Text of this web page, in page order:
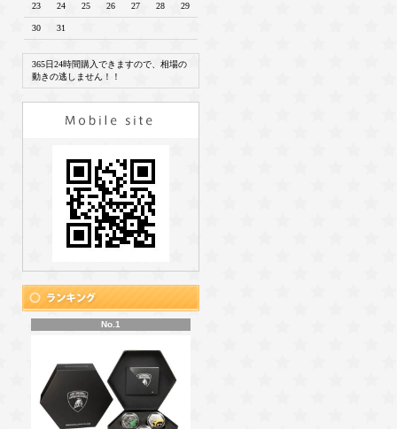
23 24 25 26 27 28 29
30 31
365日24時間購入できますので、相場の
動きの逃しません！！
No.1